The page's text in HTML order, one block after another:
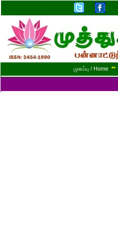
முகப்பு / Home **